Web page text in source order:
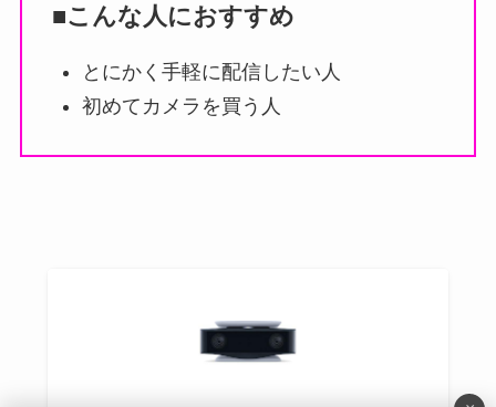
■こんな人におすすめ
とにかく手軽に配信したい人
初めてカメラを買う人